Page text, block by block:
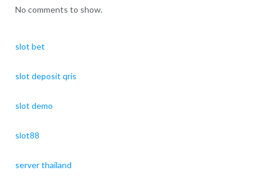
No comments to show.
slot bet
slot deposit qris
slot demo
slot88
server thailand